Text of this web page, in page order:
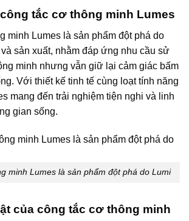
tắc cơ thông minh Lumes
minh Lumes là sản phẩm đột phá do
sản xuất, nhằm đáp ứng nhu cầu sử
minh nhưng vẫn giữ lại cảm giác bấm
Với thiết kế tinh tế cùng loạt tính năng
mang đến trải nghiệm tiện nghi và linh
gian sống.
minh Lumes là sản phẩm đột phá do Lumi
của công tắc cơ thông minh